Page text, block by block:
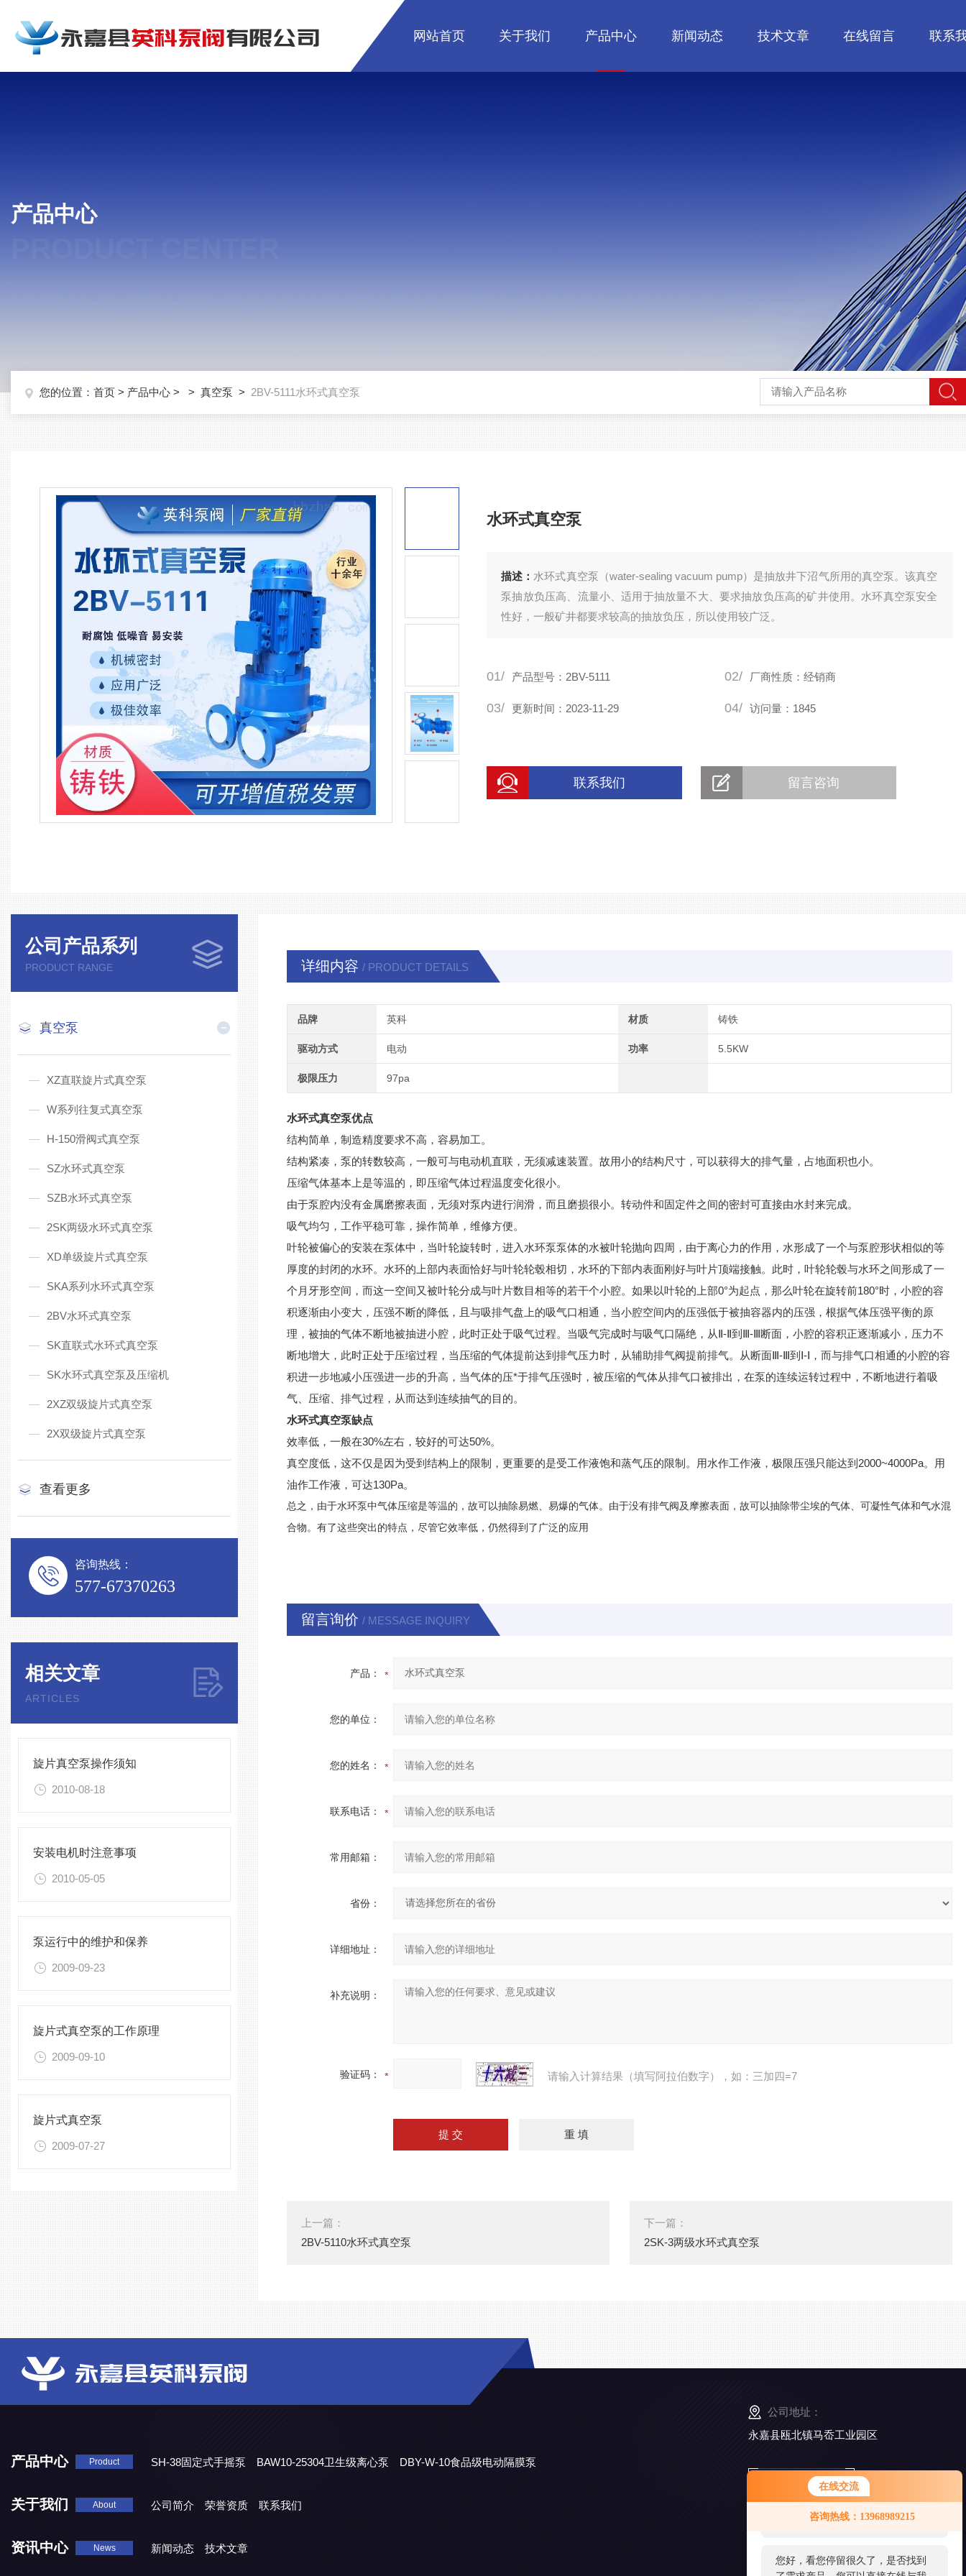
在线交流
咨询热线：13968989215
服务，请问您要咨询什么问题呢？
您好，看您停留很久了，是否找到
网站首页 关于我们 产品中心 新闻动态 技术文章 在线留言 联系
产品中心
您的位置： 首页 > 产品中心 > > 真空泵 > 2BV-5111水环式真空泵
水环式真空泵
描述： 水环式真空泵（water-sealing vacuum pump）是抽放井下沼气所用的真空泵。该真空
泵抽放负压高、流量小、适用于抽放量不大、要求抽放负压高的矿井使用。水环真空泵安全
性好，一般矿井都要求较高的抽放负压，所以使用较广泛。
01/ 产品型号：2BV-5111 02/ 厂商性质：经销商
03/ 更新时间：2023-11-29 04/ 访问量：1845
联系我们 留言咨询
公司产品系列
PRODUCT RANGE
真空泵
XZ直联旋片式真空泵
W系列往复式真空泵
H-150滑阀式真空泵
SZ水环式真空泵
SZB水环式真空泵
2SK两级水环式真空泵
XD单级旋片式真空泵
SKA系列水环式真空泵
2BV水环式真空泵
SK直联式水环式真空泵
SK水环式真空泵及压缩机
2XZ双级旋片式真空泵
2X双级旋片式真空泵
查看更多
咨询热线：
577-67370263
相关文章
ARTICLES
旋片真空泵操作须知
2010-08-18
安装电机时注意事项
2010-05-05
泵运行中的维护和保养
2009-09-23
旋片式真空泵的工作原理
2009-09-10
旋片式真空泵
2009-07-27
详细内容 / PRODUCT DETAILS
品牌 英科 材质 铸铁
驱动方式 电动 功率 5.5KW
极限压力 97pa
水环式真空泵优点
结构简单，制造精度要求不高，容易加工。
结构紧凑，泵的转数较高，一般可与电动机直联，无须减速装置。故用小的结构尺寸，可以获得大的排气量，占地面积也小。
压缩气体基本上是等温的，即压缩气体过程温度变化很小。
由于泵腔内没有金属磨擦表面，无须对泵内进行润滑，而且磨损很小。转动件和固定件之间的密封可直接由水封来完成。
吸气均匀，工作平稳可靠，操作简单，维修方便。
叶轮被偏心的安装在泵体中，当叶轮旋转时，进入水环泵泵体的水被叶轮抛向四周，由于离心力的作用，水形成了一个与泵腔形状相似的等
厚度的封闭的水环。水环的上部内表面恰好与叶轮轮毂相切，水环的下部内表面刚好与叶片顶端接触。此时，叶轮轮毂与水环之间形成了一
个月牙形空间，而这一空间又被叶轮分成与叶片数目相等的若干个小腔。如果以叶轮的上部0°为起点，那么叶轮在旋转前180°时，小腔的容
积逐渐由小变大，压强不断的降低，且与吸排气盘上的吸气口相通，当小腔空间内的压强低于被抽容器内的压强，根据气体压强平衡的原
理，被抽的气体不断地被抽进小腔，此时正处于吸气过程。当吸气完成时与吸气口隔绝，从Ⅱ-Ⅱ到 Ⅲ-Ⅲ断面，小腔的容积正逐渐减小，压力不
断地增大，此时正处于压缩过程，当压缩的气体提前达到排气压力时，从辅助排气阀提前排气。从断面Ⅲ-Ⅲ到 Ⅰ-Ⅰ ，而与排气口相通的小腔的容
积进一步地减小压强进一步的升高，当气体的压*于排气压强时，被压缩的气体从排气口被排出，在泵的连续运转过程中，不断地进行着吸
气、压缩、排气过程，从而达到连续抽气的目的。
水环式真空泵缺点
效率低，一般在30%左右，较好的可达50%。
真空度低，这不仅是因为受到结构上的限制，更重要的是受工作液饱和蒸气压的限制。用水作工作液，极限压强只能达到 2000~4000Pa。用
油作工作液，可达130Pa。
总之，由于水环泵中气体压缩是等温的，故可以抽除易燃、易爆的气体。由于没有排气阀及摩擦表面，故可以抽除带尘埃的气体、可凝性气体和气水混
合物。有了这些突出的特点，尽管它效率低，仍然得到了广泛的应用
留言询价 / MESSAGE INQUIRY
产品：
您的单位：
您的姓名：
联系电话：
常用邮箱：
省份：
详细地址：
补充说明：
验证码： 请输入计算结果（填写阿拉伯数字），如：三加四=7
上一篇：
2BV-5110水环式真空泵
下一篇：
2SK-3两级水环式真空泵
产品中心 Product SH-38固定式手摇泵 BAW10-25304卫生级离心泵
DBY-W-10食品级电动隔膜泵
关于我们 About 公司简介 荣誉资质 联系我们
资讯中心 News 新闻动态 技术文章
公司地址：
永嘉县瓯北镇马岙工业园区
扫
一
添
友